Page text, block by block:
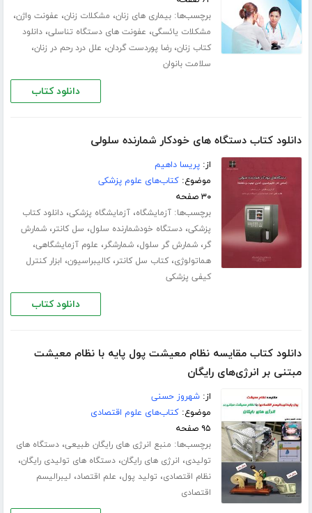
برچسب‌ها:بیماری های زنان، مشکلات زنان، عفونت واژن،
مشکلات یائسگی، عفونت های دستگاه تناسلی،دانلود
کتاب زنان،رضا پوردست گردان، علل درد رحم در زنان،
سلامت بانوان
دانلود کتاب
دانلود کتاب دستگاه های خودکار شمارنده سلولی
از:پریسا داهیم
موضوع:کتاب‌های علوم پزشکی
۳۰ صفحه
برچسب‌ها:آزمایشگاه،آزمایشگاه پزشکی،دانلود کتاب
پزشکی،دستگاه خودشمارنده سلول، سل کانتر،شمارش
گر،شمارش گر سلول،شمارشگر، علوم آزمایشگاهی،
هماتولوژی،کتاب سل کانتر،کالیبراسیون، ابزار کنترل
کیفی پزشکی
دانلود کتاب
دانلود کتاب مقایسه نظام معیشت پول پایه با نظام معیشت
مبتنی بر انرژی‌های رایگان
از:شهروز حسنی
موضوع:کتاب‌های علوم اقتصادی
۹۵ صفحه
برچسب‌ها: منبع انرژی های رایگان طبیعی،دستگاه های
تولیدی، انرژی های رایگان،دستگاه های تولیدی رایگان،
نظام اقتصادی، تولید پول، علم اقتصاد، لیبرالیسم
اقتصادی